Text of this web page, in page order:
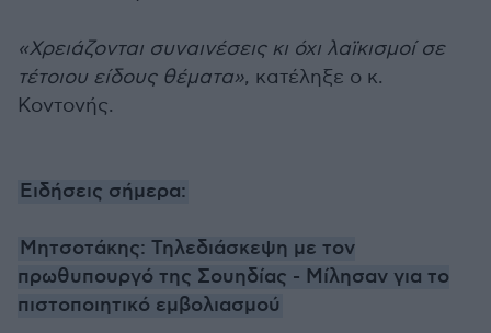
«Χρειάζονται συναινέσεις κι όχι λαϊκισμοί σε
τέτοιου είδους θέματα», κατέληξε ο κ.
Κοντονής.
Ειδήσεις σήμερα:
Μητσοτάκης: Τηλεδιάσκεψη με τον
πρωθυπουργό της Σουηδίας - Μίλησαν για το
πιστοποιητικό εμβολιασμού